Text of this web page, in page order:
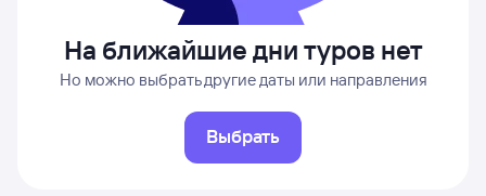
На ближайшие дни туров нет
Но можно выбрать другие даты или направления
Выбрать